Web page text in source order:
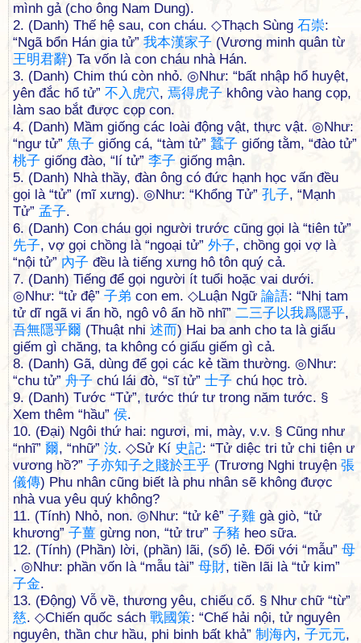
mình gả (cho ông Nam Dung).
2. (Danh) Thế hệ sau, con cháu. ◇Thạch Sùng 石崇:
“Ngã bổn Hán gia tử” 我本漢家子 (Vương minh quân từ
王明君辭) Ta vốn là con cháu nhà Hán.
3. (Danh) Chim thú còn nhỏ. ◎Như: “bất nhập hổ huyệt,
yên đắc hổ tử” 不入 虎穴, 焉得虎子 không vào hang cọp,
làm sao bắt được cọp con.
4. (Danh) Mầm giống các loài động vật, thực vật. ◎Như:
“ngư tử” 魚子 giống cá, “tàm tử” 蠶子 giống tằm, “đào tử”
桃子 giống đào, “lí tử” 李子 giống mận.
5. (Danh) Nhà thầy, đàn ông có đức hạnh học vấn đều
gọi là “tử” (mĩ xưng). ◎Như: “Khổng Tử” 孔子, “Mạnh
Tử” 孟子.
6. (Danh) Con cháu gọi người trước cũng gọi là “tiên tử”
先子, vợ gọi chồng là “ngoại tử” 外子, chồng gọi vợ là
“nội tử” 內子 đều là tiếng xưng hô tôn quý cả.
7. (Danh) Tiếng để gọi người ít tuổi hoặc vai dưới.
◎Như: “tử đệ” 子弟 con em. ◇Luận Ngữ 論語: “Nhị tam
tử dĩ ngã vi ẩn hồ, ngô vô ẩn hồ nhĩ” 二三子以我爲隱乎,
吾無隱乎爾 (Thuật nhi 述而) Hai ba anh cho ta là giấu
giếm gì chăng, ta không có giấu giếm gì cả.
8. (Danh) Gã, dùng để gọi các kẻ tầm thường. ◎Như:
“chu tử” 舟子 chú lái đò, “sĩ tử” 士子 chú học trò.
9. (Danh) Tước “Tử”, tước thứ tư trong năm tước. §
Xem thêm “hầu” 侯.
10. (Đại) Ngôi thứ hai: ngươi, mi, mày, v.v. § Cũng như
“nhĩ” 爾, “nhữ” 汝. ◇Sử Kí 史記: “Tử diệc tri tử chi tiện ư
vương hồ?” 子亦知子之賤於王乎 (Trương Nghi truyện 張
儀傳) Phu nhân cũng biết là phu nhân sẽ không được
nhà vua yêu quý không?
11. (Tính) Nhỏ, non. ◎Như: “tử kê” 子雞 gà giò, “tử
khương” 子薑 gừng non, “tử trư” 子豬 heo sữa.
12. (Tính) (Phần) lời, (phần) lãi, (số) lẻ. Đối với “mẫu” 母
. ◎Như: phần vốn là “mẫu tài” 母財, tiền lãi là “tử kim”
子金.
13. (Động) Vỗ về, thương yêu, chiếu cố. § Như chữ “từ”
慈. ◇Chiến quốc sách 戰國策: “Chế hải nội, tử nguyên
nguyên, thần chư hầu, phi binh bất khả” 制 海內, 子元元,